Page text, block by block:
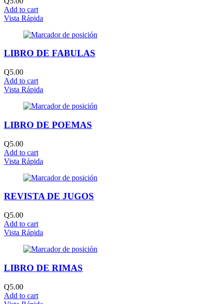
Add to cart
Vista Rápida
LIBRO DE FABULAS
Q5.00
Add to cart
Vista Rápida
LIBRO DE POEMAS
Q5.00
Add to cart
Vista Rápida
REVISTA DE JUGOS
Q5.00
Add to cart
Vista Rápida
LIBRO DE RIMAS
Q5.00
Add to cart